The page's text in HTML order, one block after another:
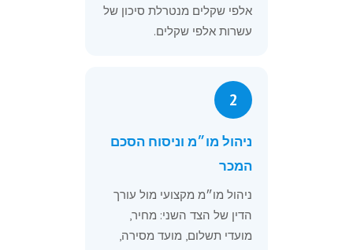
אלפי שקלים מנטרלת סיכון של
עשרות אלפי שקלים.
2
ניהול מו״מ וניסוח הסכם
המכר
ניהול מו״מ מקצועי מול עורך
הדין של הצד השני: מחיר,
מועדי תשלום, מועד מסירה,